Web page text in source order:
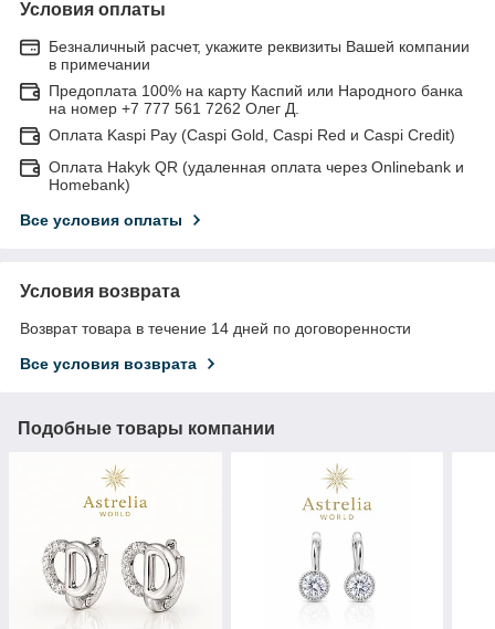
Условия оплаты
Безналичный расчет, укажите реквизиты Вашей компании
в примечании
Предоплата 100% на карту Каспий или Народного банка
на номер +7 777 561 7262 Олег Д.
Оплата Kaspi Pay (Caspi Gold, Caspi Red и Caspi Credit)
Оплата Hakyk QR (удаленная оплата через Onlinebank и
Homebank)
Все условия оплаты
Условия возврата
Возврат товара в течение 14 дней по договоренности
Все условия возврата
Подобные товары компании